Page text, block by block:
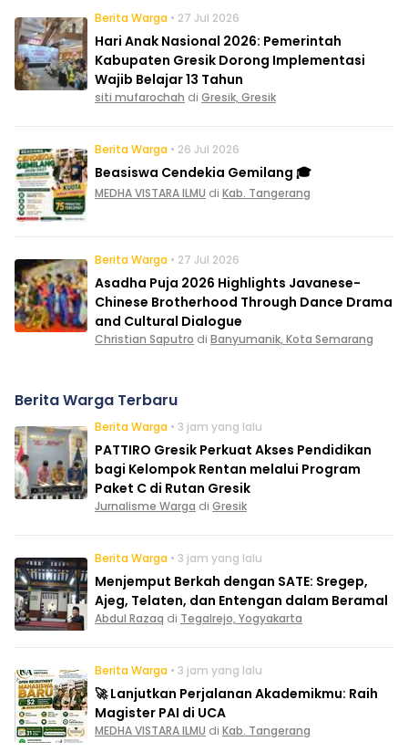
Berita Warga • 27 Jul 2026
Hari Anak Nasional 2026: Pemerintah
Kabupaten Gresik Dorong Implementasi
Wajib Belajar 13 Tahun
siti mufarochah di Gresik, Gresik
Berita Warga • 26 Jul 2026
Beasiswa Cendekia Gemilang 🎓
MEDHA VISTARA ILMU di Kab. Tangerang
Berita Warga • 27 Jul 2026
Asadha Puja 2026 Highlights Javanese-
Chinese Brotherhood Through Dance Drama
and Cultural Dialogue
Christian Saputro di Banyumanik, Kota Semarang
Berita Warga Terbaru
Berita Warga • 3 jam yang lalu
PATTIRO Gresik Perkuat Akses Pendidikan
bagi Kelompok Rentan melalui Program
Paket C di Rutan Gresik
Jurnalisme Warga di Gresik
Berita Warga • 3 jam yang lalu
Menjemput Berkah dengan SATE: Sregep,
Ajeg, Telaten, dan Entengan dalam Beramal
Abdul Razaq di Tegalrejo, Yogyakarta
Berita Warga • 3 jam yang lalu
🚀 Lanjutkan Perjalanan Akademikmu: Raih
Magister PAI di UCA
MEDHA VISTARA ILMU di Kab. Tangerang